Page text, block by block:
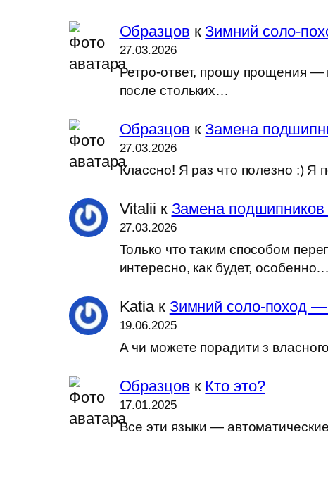
Образцов к Зимний соло-
27.03.2026
Ретро-ответ, прошу прощения —
после стольких…
Образцов к Замена
27.03.2026
Классно! Я раз что полезно :) Я
Vitalii к Замена подшипников
27.03.2026
Только что таким способом
интересно, как будет, особенно…
Katia к Зимний соло-поход —
19.06.2025
А чи можете порадити з
Образцов к Кто это?
17.01.2025
Все эти языки —